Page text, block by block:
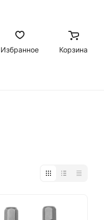
Избранное Корзина